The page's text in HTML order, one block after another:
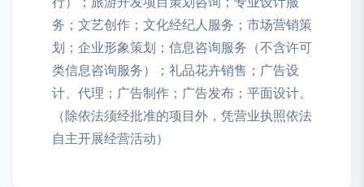
务；文艺创作；文化经纪人服务；市场营销策
划；企业形象策划；信息咨询服务（不含许可
类信息咨询服务）；礼品花卉销售；广告设
计、代理；广告制作；广告发布；平面设计。
（除依法须经批准的项目外，凭营业执照依法
自主开展经营活动）